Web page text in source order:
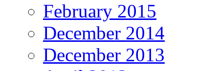
February 2015
December 2014
December 2013